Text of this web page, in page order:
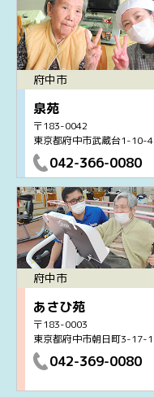
府中市
泉苑
〒183-0042
東京都府中市武蔵台1-10-4
042-366-0080
府中市
あさひ苑
〒183-0003
東京都府中市朝日町3-17-1
042-369-0080